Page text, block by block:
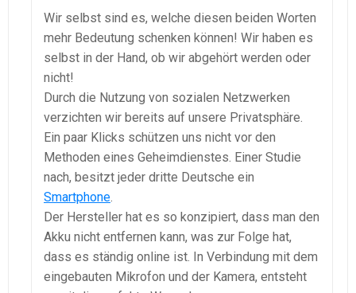
Wir selbst sind es, welche diesen beiden Worten
mehr Bedeutung schenken können! Wir haben es
selbst in der Hand, ob wir abgehört werden oder
nicht!
Durch die Nutzung von sozialen Netzwerken
verzichten wir bereits auf unsere Privatsphäre.
Ein paar Klicks schützen uns nicht vor den
Methoden eines Geheimdienstes. Einer Studie
nach, besitzt jeder dritte Deutsche ein
Smartphone.
Der Hersteller hat es so konzipiert, dass man den
Akku nicht entfernen kann, was zur Folge hat,
dass es ständig online ist. In Verbindung mit dem
eingebauten Mikrofon und der Kamera, entsteht